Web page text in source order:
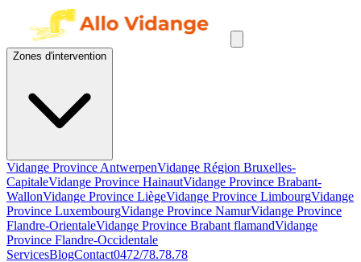
Zones d'intervention
Vidange Province AntwerpenVidange Région Bruxelles-
CapitaleVidange Province HainautVidange Province Brabant-
WallonVidange Province LiègeVidange Province LimbourgVidange
Province LuxembourgVidange Province NamurVidange Province
Flandre-OrientaleVidange Province Brabant flamandVidange
Province Flandre-Occidentale
ServicesBlogContact0472/78.78.78